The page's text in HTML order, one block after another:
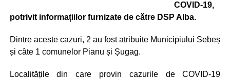
COVID-19,
potrivit informațiilor furnizate de către DSP Alba.
Dintre aceste cazuri, 2 au fost atribuite Municipiului Sebeș
și câte 1 comunelor Pianu și Șugag.
Localitățile din care provin cazurile de COVID-19